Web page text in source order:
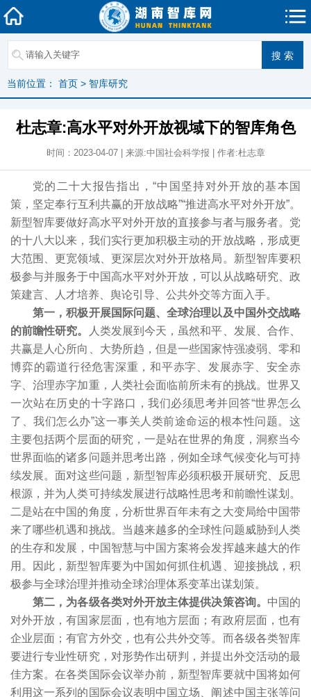
当前位置： 首页 > 智库研究
杜志章:高水平对外开放视域下的智库角色
时间：2023-04-07 | 来源:中国社会科学报 | 作者:杜志章
党的二十大报告指出，“中国坚持对外开放的基本国
策，坚定奉行互利共赢的开放战略”“推进高水平对外开放”。
新型智库要做好高水平对外开放的直接参与者与服务者。党
的十八大以来，我们实行更加积极主动的开放战略，形成更
大范围、更宽领域、更深层次对外开放格局。新型智库要积
极参与并服务于中国高水平对外开放，可以从战略研究、政
策建言、人才培养、舆论引导、公共外交等方面入手。
第一，积极开展国际问题、全球治理以及中国外交战略
的前瞻性研究。
人类发展到今天，虽然和平、发展、合作、
共赢是人心所向、大势所趋，但是一些国家恃强凌弱、零和
博弈的霸道行径危害深重，和平赤字、发展赤字、安全赤
字、治理赤字加重，人类社会面临前所未有的挑战。世界又
一次站在历史的十字路口，我们必须思考并回答“世界怎么
了、我们怎么办”这一事关人类前途命运的根本性问题。这
主要包括两个层面的研究，一是站在世界的角度，洞察当今
世界面临的诸多问题并思考出路，例如全球气候变化与可持
续发展。面对这些问题，新型智库必须积极开展研究、反思
根源，并为人类可持续发展进行战略性思考和前瞻性谋划。
二是站在中国的角度，分析世界百年未有之大变局给中国带
来了哪些机遇和挑战。当越来越多的全球性问题威胁到人类
的生存和发展，中国智慧与中国方案将会发挥越来越大的作
用。因此，新型智库要为中国如何抓住机遇、迎接挑战，积
极参与全球治理并推动全球治理体系变革出谋划策。
第二，为各级各类对外开放主体提供决策咨询。 中国的
对外开放，有国家层面，也有地方层面；有政府层面，也有
企业层面；有官方外交，也有公共外交等。而各级各类智库
要进行专业性研究，对形势作出研判，并提出外交活动的最
佳方案。在各类国际会议举办前，新型智库要就中国将如何
利用这一系列的国际会议表明中国立场、阐述中国主张等问